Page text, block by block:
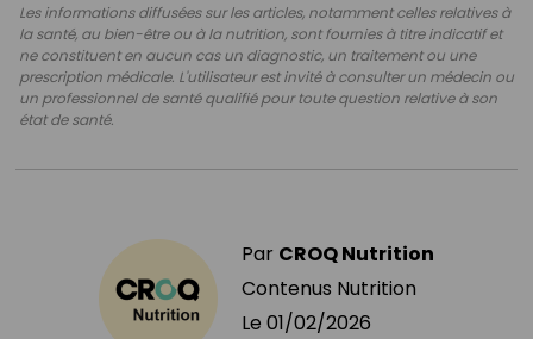
Les informations diffusées sur les articles, notamment celles relatives à
la santé, au bien-être ou à la nutrition, sont fournies à titre indicatif et
ne constituent en aucun cas un diagnostic, un traitement ou une
prescription médicale. L'utilisateur est invité à consulter un médecin ou
un professionnel de santé qualifié pour toute question relative à son
état de santé.
Par CROQ Nutrition
Contenus Nutrition
Le 01/02/2026